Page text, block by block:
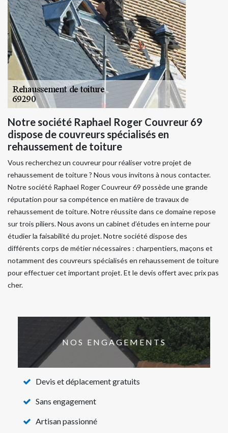
Notre société Raphael Roger Couvreur 69
dispose de couvreurs spécialisés en
rehaussement de toiture
Vous recherchez un couvreur pour réaliser votre projet de
rehaussement de toiture ? Nous vous invitons à nous contacter.
Notre société Raphael Roger Couvreur 69 possède une grande
réputation pour sa compétence en matière de travaux de
rehaussement de toiture. Notre réussite dans ce domaine repose
sur trois piliers. Nous avons un cabinet d’études en interne pour
étudier la faisabilité du projet. Notre société dispose des
différents corps de métier nécessaires : charpentiers, maçons et
notamment des couvreurs spécialisés en rehaussement de toiture
pour effectuer cet important projet. Et le devis offert avec prix pas
cher.
NOS ENGAGEMENTS
Devis et déplacement gratuits
Sans engagement
Artisan passionné